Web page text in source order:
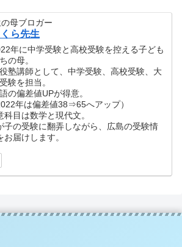
母ブロガー
ら先生
年に中学受験と高校受験を控える子ども
の母。
塾講師として、中学受験、高校受験、大
験を担当。
の偏差値UPが得意。
年は偏差値38⇒65へアップ）
科目は数学と現代文。
子の受験に翻弄しながら、広島の受験情
お届けします。